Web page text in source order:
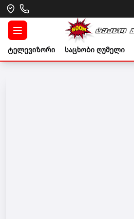
ტელევიზორი საცხობი ღუმელი